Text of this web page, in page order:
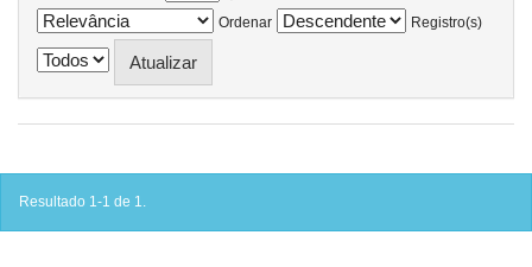
Ordenar
Registro(s)
Resultado 1-1 de 1.